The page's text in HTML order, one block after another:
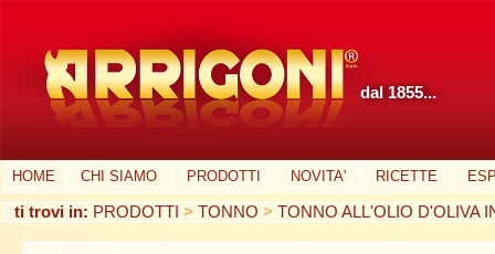
ti trovi in: PRODOTTI > TONNO > TONNO ALL'OLIO D'OLIVA
dal 1855...
HOME CHI SIAMO PRODOTTI NOVITA' RICETTE